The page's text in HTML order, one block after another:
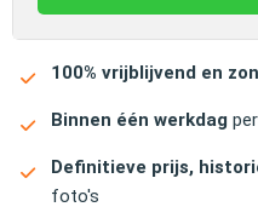
100% vrijblijvend en
Binnen één werkdag
Definitieve prijs,
foto's